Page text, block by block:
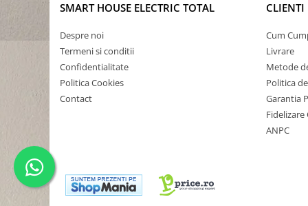
SMART HOUSE ELECTRIC TOTAL
Despre noi
Termeni si conditii
Confidentialitate
Politica Cookies
Contact
CLIENTI
Cum
Livrare
Metode
Politica
Garantia
Fidelizare
ANPC